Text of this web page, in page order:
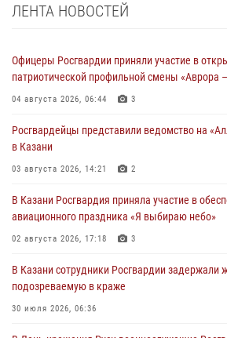
ЛЕНТА НОВОСТЕЙ
Офицеры Росгвардии приняли участие в
патриотической профильной смены «Аврора
04 августа 2026, 06:44 3
Росгвардейцы представили ведомство на
в Казани
03 августа 2026, 14:21 2
В Казани Росгвардия приняла участие в
авиационного праздника «Я выбираю небо»
02 августа 2026, 17:18 3
В Казани сотрудники Росгвардии задержали
подозреваемую в краже
30 июля 2026, 06:36